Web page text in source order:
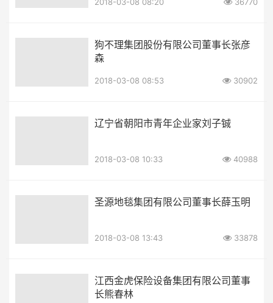
狗不理集团股份有限公司董事长张彦
森
2018-03-08 08:53 30902
辽宁省朝阳市青年企业家刘子铖
2018-03-08 10:33 40988
圣源地毯集团有限公司董事长薛玉明
2018-03-08 13:43 33878
江西金虎保险设备集团有限公司董事
长熊春林